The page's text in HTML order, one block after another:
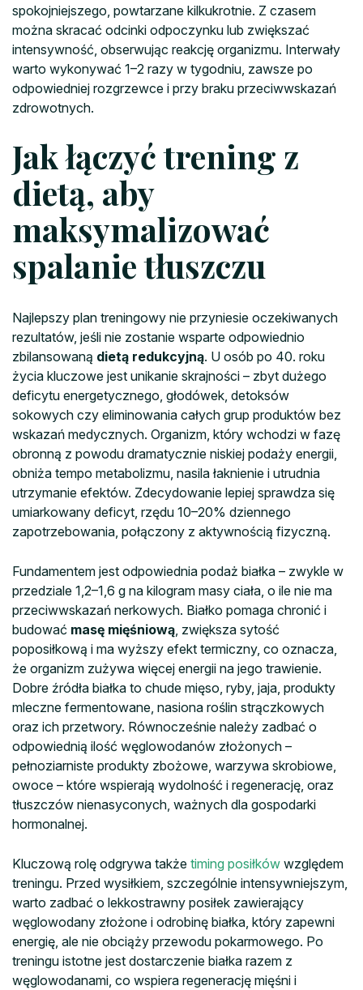
spokojniejszego, powtarzane kilkukrotnie. Z czasem
można skracać odcinki odpoczynku lub zwiększać
intensywność, obserwując reakcję organizmu. Interwały
warto wykonywać 1–2 razy w tygodniu, zawsze po
odpowiedniej rozgrzewce i przy braku przeciwwskazań
zdrowotnych.
Jak łączyć trening z
dietą, aby
maksymalizować
spalanie tłuszczu
Najlepszy plan treningowy nie przyniesie oczekiwanych
rezultatów, jeśli nie zostanie wsparte odpowiednio
zbilansowaną dietą redukcyjną. U osób po 40. roku
życia kluczowe jest unikanie skrajności – zbyt dużego
deficytu energetycznego, głodówek, detoksów
sokowych czy eliminowania całych grup produktów bez
wskazań medycznych. Organizm, który wchodzi w fazę
obronną z powodu dramatycznie niskiej podaży energii,
obniża tempo metabolizmu, nasila łaknienie i utrudnia
utrzymanie efektów. Zdecydowanie lepiej sprawdza się
umiarkowany deficyt, rzędu 10–20% dziennego
zapotrzebowania, połączony z aktywnością fizyczną.
Fundamentem jest odpowiednia podaż białka – zwykle w
przedziale 1,2–1,6 g na kilogram masy ciała, o ile nie ma
przeciwwskazań nerkowych. Białko pomaga chronić i
budować masę mięśniową , zwiększa sytość
poposiłkową i ma wyższy efekt termiczny, co oznacza,
że organizm zużywa więcej energii na jego trawienie.
Dobre źródła białka to chude mięso, ryby, jaja, produkty
mleczne fermentowane, nasiona roślin strączkowych
oraz ich przetwory. Równocześnie należy zadbać o
odpowiednią ilość węglowodanów złożonych –
pełnoziarniste produkty zbożowe, warzywa skrobiowe,
owoce – które wspierają wydolność i regenerację, oraz
tłuszczów nienasyconych, ważnych dla gospodarki
hormonalnej.
Kluczową rolę odgrywa także timing posiłków względem
treningu. Przed wysiłkiem, szczególnie intensywniejszym,
warto zadbać o lekkostrawny posiłek zawierający
węglowodany złożone i odrobinę białka, który zapewni
energię, ale nie obciąży przewodu pokarmowego. Po
treningu istotne jest dostarczenie białka razem z
węglowodanami, co wspiera regenerację mięśni i